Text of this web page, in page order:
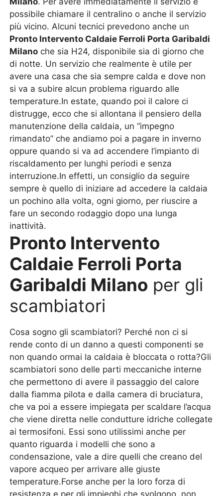
possibile chiamare il centralino o anche il servizio
più vicino. Alcuni tecnici prevedono anche un
Pronto Intervento Caldaie Ferroli Porta Garibaldi
Milano che sia H24, disponibile sia di giorno che
di notte. Un servizio che realmente è utile per
avere una casa che sia sempre calda e dove non
si va a subire alcun problema riguardo alle
temperature.In estate, quando poi il calore ci
distrugge, ecco che si allontana il pensiero della
manutenzione della caldaia, un “impegno
rimandato” che andiamo poi a pagare in inverno
oppure quando si va ad accendere l’impianto di
riscaldamento per lunghi periodi e senza
interruzione.In effetti, un consiglio da seguire
sempre è quello di iniziare ad accedere la caldaia
un pochino alla volta, ogni giorno, per riuscire a
fare un secondo rodaggio dopo una lunga
inattività.
Pronto Intervento
Caldaie Ferroli Porta
Garibaldi Milano per gli
scambiatori
Cosa sogno gli scambiatori? Perché non ci si
rende conto di un danno a questi componenti se
non quando ormai la caldaia è bloccata o rotta?Gli
scambiatori sono delle parti meccaniche interne
che permettono di avere il passaggio del calore
dalla fiamma pilota e dalla camera di bruciatura,
che va poi a essere impiegata per scaldare l’acqua
che viene diretta nelle condutture idriche collegate
ai termosifoni. Essi sono utilissimi anche per
quanto riguarda i modelli che sono a
condensazione, vale a dire quelli che creano del
vapore acqueo per arrivare alle giuste
temperature.Forse anche per la loro forza di
resistenza e per gli impieghi che svolgono, non